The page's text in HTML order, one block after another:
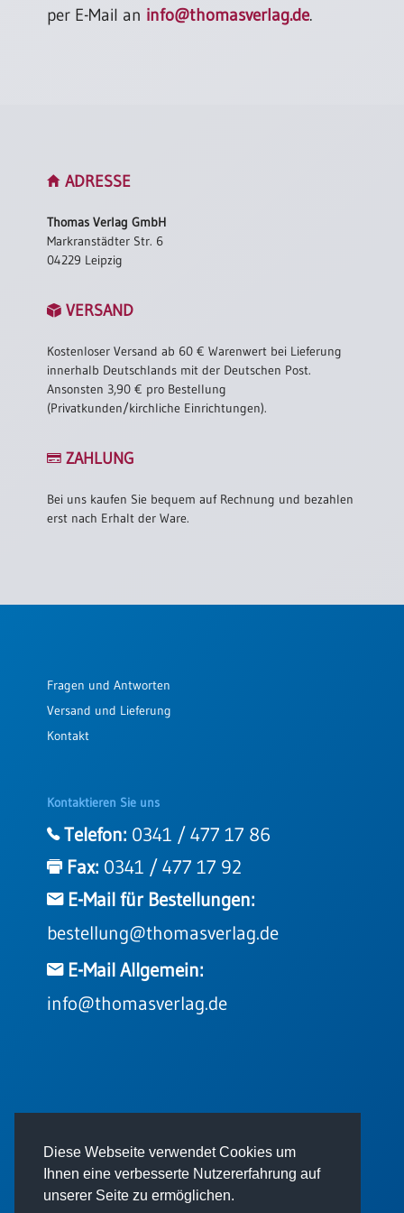
Diese Webseite verwendet Cookies um
Ihnen eine verbesserte Nutzererfahrung auf
unserer Seite zu ermöglichen.
per E-Mail an info@thomasverlag.de.
ADRESSE
Thomas Verlag GmbH
Markranstädter Str. 6
04229 Leipzig
VERSAND
Kostenloser Versand ab 60 € Warenwert bei Lieferung
innerhalb Deutschlands mit der Deutschen Post.
Ansonsten 3,90 € pro Bestellung
(Privatkunden/kirchliche Einrichtungen).
ZAHLUNG
Bei uns kaufen Sie bequem auf Rechnung und bezahlen
erst nach Erhalt der Ware.
Fragen und Antworten
Versand und Lieferung
Kontakt
Kontaktieren Sie uns
Telefon: 0341 / 477 17 86
Fax: 0341 / 477 17 92
E-Mail für Bestellungen:
bestellung@thomasverlag.de
E-Mail Allgemein:
info@thomasverlag.de